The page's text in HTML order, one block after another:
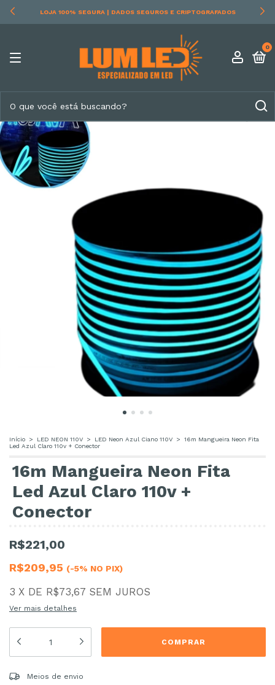
SEGURA | DADOS SEGUROS E CRIPTOGRAFADOS
0
Início > LED NEON 110V > LED Neon Azul Ciano 110V >
16m Mangueira Neon Fita
Led Azul Claro 110v + Conector
16m Mangueira Neon Fita
Led Azul Claro 110v +
Conector
R$221,00
R$209,95 (-5% NO PIX)
3 X DE R$73,67 SEM JUROS
Ver mais detalhes
Entregas para o CEP:
Meios de envio